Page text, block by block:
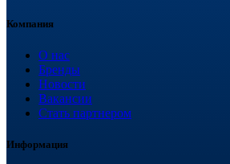
Компания
О нас
Бренды
Новости
Вакансии
Стать партнером
Информация